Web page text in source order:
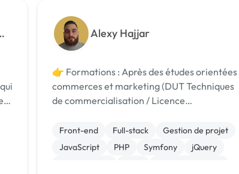
Alexy Hajjar
👉 Formations : Après des études orientées
commerces et marketing (DUT Techniques
de commercialisation / Licence
parfaire mon niveau en développement
web à l'aide d'une formation développeur
Front-end Full-stack
Gestion de projet
JavaScript
PHP Symfony
jQuery